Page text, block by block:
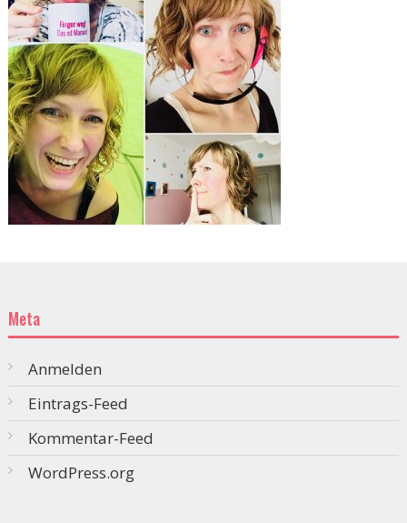
Meta
Anmelden
Eintrags-Feed
Kommentar-Feed
WordPress.org